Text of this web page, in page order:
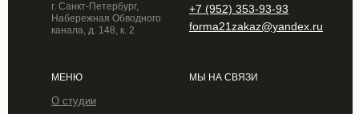
+7 (952) 353-93-93
forma21zakaz@yandex.ru
г. Санкт-Петербург,
Набережная Обводного
канала, д. 148, к. 2
МЕНЮ
О студии
МЫ НА СВЯЗИ